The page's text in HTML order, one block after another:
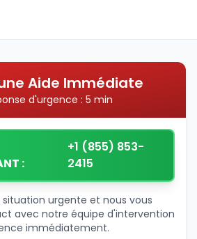
Aide Immédiate
d'urgence : 5 min
:
+1 (855) 853-
2415
urgente et nous vous
avec notre équipe d'intervention
immédiatement.